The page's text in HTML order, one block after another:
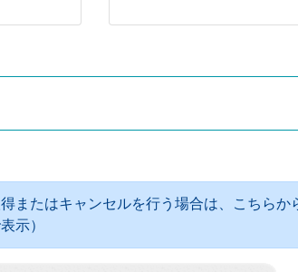
またはキャンセルを行う場合は、こちらか
示）